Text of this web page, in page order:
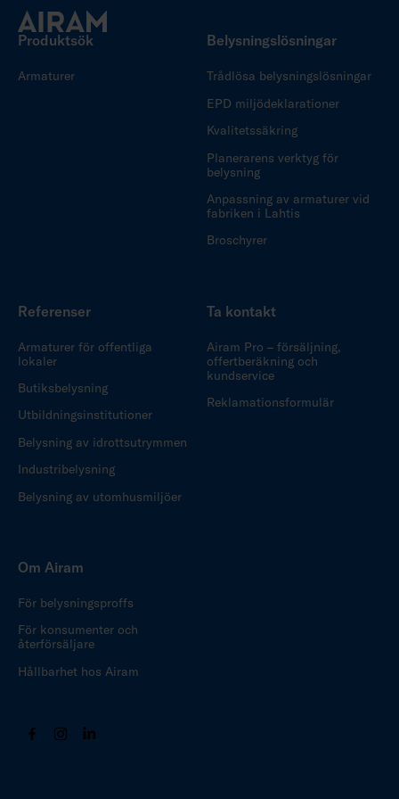
Produktsök
Armaturer
Belysningslösningar
Trådlösa belysningslösningar
EPD miljödeklarationer
Kvalitetssäkring
Planerarens verktyg för
belysning
Anpassning av armaturer vid
fabriken i Lahtis
Broschyrer
Referenser
Armaturer för offentliga
lokaler
Butiksbelysning
Utbildningsinstitutioner
Belysning av idrottsutrymmen
Industribelysning
Belysning av utomhusmiljöer
Ta kontakt
Airam Pro – försäljning,
offertberäkning och
kundservice
Reklamationsformulär
Om Airam
För belysningsproffs
För konsumenter och
återförsäljare
Hållbarhet hos Airam